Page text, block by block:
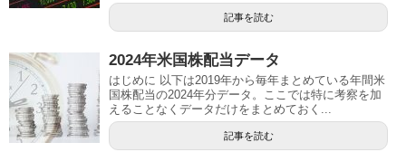
記事を読む
2024年米国株配当データ
はじめに 以下は2019年から毎年まとめている年間米
国株配当の2024年分データ。ここでは特に考察を加
えることなくデータだけをまとめておく...
記事を読む